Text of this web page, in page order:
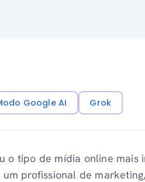
Google AI Grok
tipo de mídia online mais
profissional de